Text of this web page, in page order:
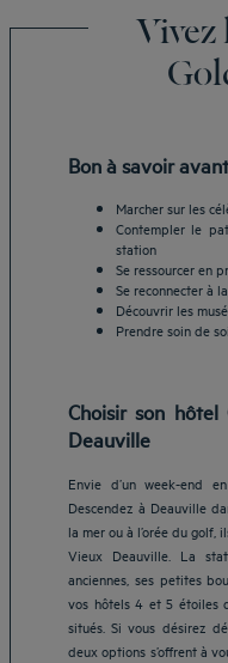
Vivez
Bon à savoir
Marcher sur les
Contempler le
station
Se ressourcer en
Se reconnecter à
Découvrir les
Prendre soin de
Choisir son
Deauville
Envie d’un week-end
Descendez à Deauville
la mer ou à l’orée du
Vieux Deauville. La
anciennes, ses petites
vos hôtels 4 et 5 étoiles
situés. Si vous désirez
deux options s’offrent à